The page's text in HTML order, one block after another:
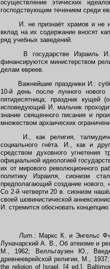
осуществление этических
господствующим течением среди
И. не признаёт храмов и не
вклад на их содержание вносят
ряд учебных заведений.
В государстве Израиль И.
финансируются министерством
делам евреев.
Важнейшие праздники И.:
10-й день после лунного
пятидесятница; праздник
исповедующий И. мальчик
знание священного писания и
множеством архаических
И., как религия,
социального гнёта. И., как и
средством духовного
официальной идеологией
их от мирового революционного
политику Израиля, сионизм
предполагающий создание
Со 2-й четверти 20 в. сионизм
своей шовинистической
И. стремится обосновать
Лит.: Маркс К. и Энгельс
Луначарский А. В., Об атеизме и
М., 1962; Велльгаузен Ю.,
древнееврейской религии, М.,
the religion of Israel, [4 ed.],